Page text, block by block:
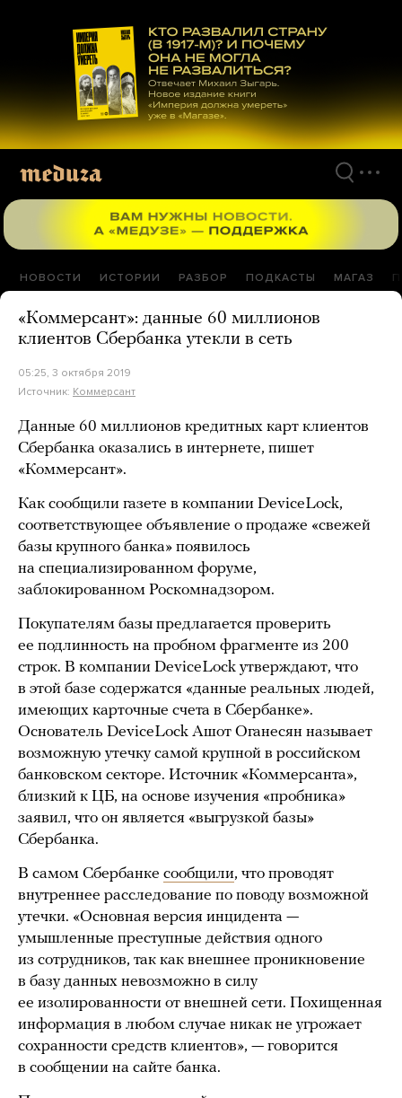
материалам
НОВОСТИ ИСТОРИИ РАЗБОР ПОДКАСТЫ МАГАЗ
«Коммерсант»: данные 60 миллионов
клиентов Сбербанка утекли в сеть
05:25, 3 октября 2019
Источник: Коммерсант
Данные 60 миллионов кредитных карт клиентов
Сбербанка оказались в интернете, пишет
«Коммерсант».
Как сообщили газете в компании DeviceLock,
соответствующее объявление о продаже «свежей
базы крупного банка» появилось
на специализированном форуме,
заблокированном Роскомнадзором.
Покупателям базы предлагается проверить
ее подлинность на пробном фрагменте из 200
строк. В компании DeviceLock утверждают, что
в этой базе содержатся «данные реальных людей,
имеющих карточные счета в Сбербанке».
Основатель DeviceLock Ашот Оганесян называет
возможную утечку самой крупной в российском
банковском секторе. Источник «Коммерсанта»,
близкий к ЦБ, на основе изучения «пробника»
заявил, что он является «выгрузкой базы»
Сбербанка.
В самом Сбербанке сообщили, что проводят
внутреннее расследование по поводу возможной
утечки. «Основная версия инцидента —
умышленные преступные действия одного
из сотрудников, так как внешнее проникновение
в базу данных невозможно в силу
ее изолированности от внешней сети. Похищенная
информация в любом случае никак не угрожает
сохранности средств клиентов», — говорится
в сообщении на сайте банка.